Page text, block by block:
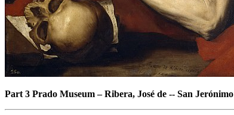
Part 3 Prado Museum–Ribera, José de -- San Jerónimo